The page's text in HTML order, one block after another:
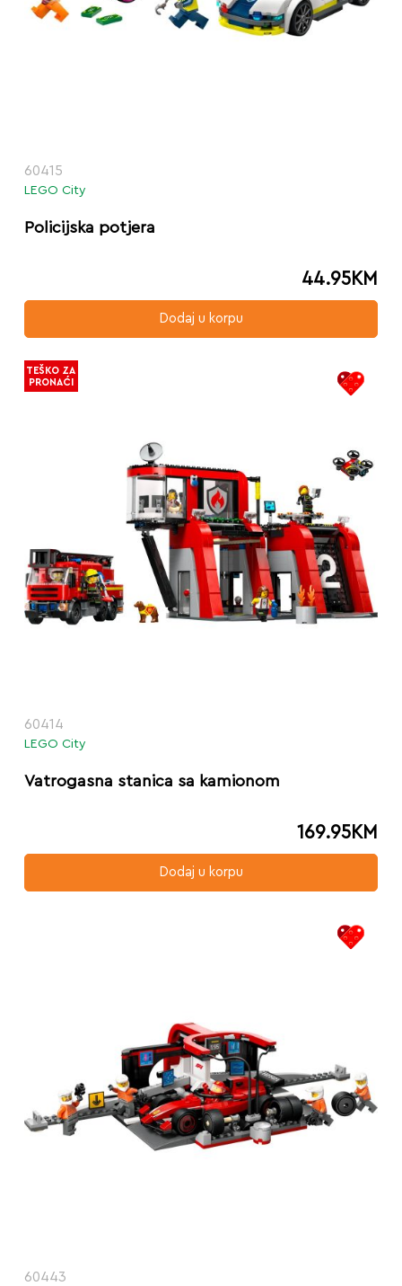
60415
LEGO City
Policijska potjera
44.95KM
Dodaj u korpu
60414
LEGO City
Vatrogasna stanica sa kamionom
169.95KM
Dodaj u korpu
TEŠKO ZA
PRONAĆI
60443